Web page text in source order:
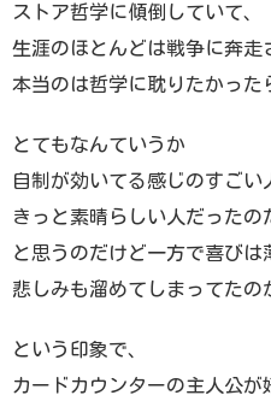
ストア哲学に傾倒していて、
生涯のほとんどは戦争に奔走
本当のは哲学に耽りたかった
とてもなんていうか
自制が効いてる感じのすごい
きっと素晴らしい人だったの
と思うのだけど一方で喜びは
悲しみも溜めてしまってたの
という印象で、
カードカウンターの主人公が